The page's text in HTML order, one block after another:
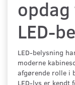
LED-
LED-belysning
moderne
afgørende rolle i
LED-lys er kendt